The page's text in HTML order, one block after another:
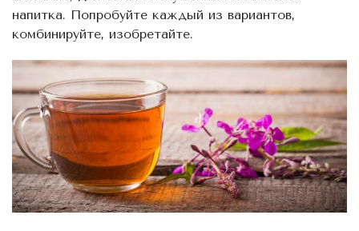
напитка. Попробуйте каждый из вариантов,
комбинируйте, изобретайте.